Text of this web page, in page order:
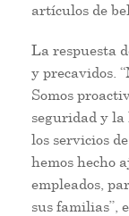
artículos de
La respuesta
y precavidos.
Somos
seguridad y
los servicios
hemos hecho
empleados,
sus familias”,